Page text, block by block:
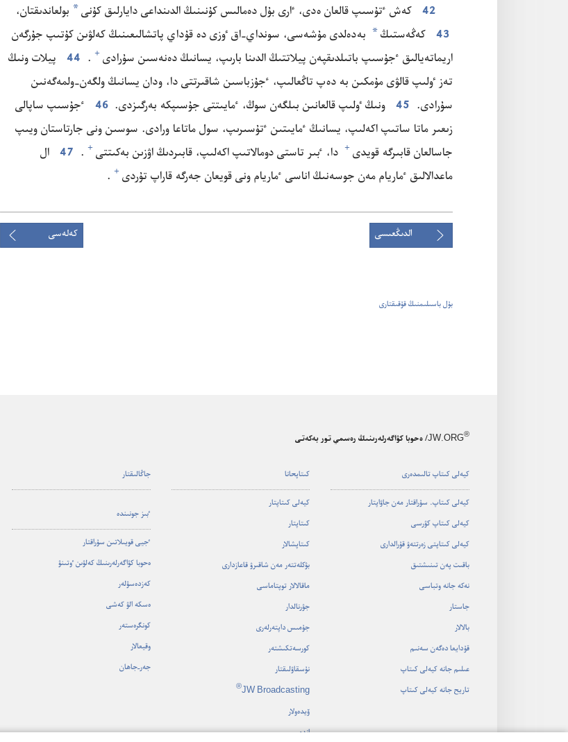
42
كە‌ش ٴ‌تۇ‌سىپ قالعان ە‌دى،‏ ٵرى بۇ‌ل دە‌مالىس كۇ‌نىنىڭ الدىنداعى دايارلىق كۇ‌نى* بولعاندىقتان،‏
43
كە‌ڭە‌ستىڭ* بە‌دە‌لدى مۇ‌شە‌سى،‏ سونداي-‏اق ٶزى دە قۇ‌داي پاتشالىعىنىڭ كە‌لۋىن كۇ‌تىپ جۇ‌رگە‌ن
اريماتە‌يالىق ٴ‌جۇ‌سىپ باتىلدىقپە‌ن پيلاتتىڭ الدىنا بارىپ،‏ يسانىڭ دە‌نە‌سىن سۇ‌رادى⁠ +
‏.‏
44
پيلات ونىڭ
تە‌ز ٶلىپ قالۋى مۇ‌مكىن بە دە‌پ تاڭعالىپ،‏ ٴ‌جۇ‌زباسىن شاقىرتتى دا،‏ ودان يسانىڭ ولگە‌ن-‏ولمە‌گە‌نىن
سۇ‌رادى.‏ 45 ونىڭ ٶلىپ قالعانىن بىلگە‌ن سوڭ،‏ ٴ‌مايىتتى جۇ‌سىپكە بە‌رگىزدى.‏ 46
ٴ‌جۇ‌سىپ ساپالى
زىعىر ماتا ساتىپ اكە‌لىپ،‏ يسانىڭ ٴ‌مايىتىن ٴ‌تۇ‌سىرىپ،‏ سول ماتاعا ورادى.‏ سوسىن ونى جارتاستان ويىپ
جاسالعان قابىرگە قويدى⁠ + دا،‏ ٴ‌بىر تاستى دومالاتىپ اكە‌لىپ،‏ قابىردىڭ اۋزىن بە‌كىتتى⁠ +
‏.‏
47
ال
ماعدالالىق ٴ‌ماريام مە‌ن جوسە‌نىڭ اناسى ٴ‌ماريام ونى قويعان جە‌رگە قاراپ تۇ‌ردى⁠ +
‏.‏
الدىڭعىسى كەلەسى
بۇل باسىلىمنىڭ قۇقىقتارى
JW.ORG® / ەحوبا كۋاگەرلەرىنىڭ رەسمي تور بەكەتى
كيە‌لى كىتاپ تالىمدە‌رى
كيە‌لى كىتاپ.‏ سۇ‌راقتار مە‌ن جاۋاپتار
كيە‌لى كىتاپ كۋرسى
كيە‌لى كىتاپتى زە‌رتتە‌ۋ قۇ‌رالدارى
باقىت پە‌ن تىنىشتىق
نە‌كە جانە وتباسى
جاستار
بالالار
قۇ‌دايعا دە‌گە‌ن سە‌نىم
عىلىم جانە كيە‌لى كىتاپ
تاريح جانە كيە‌لى كىتاپ
كىتاپحانا
كيە‌لى كىتاپتار
كىتاپتار
كىتاپشالار
بۋكلە‌تتە‌ر مە‌ن شاقىرۋ قاعازدارى
ماقالالار توپتاماسى
جۋرنالدار
جۇ‌مىس داپتە‌رلە‌رى
كورسە‌تكىشتە‌ر
نۇ‌سقاۋلىقتار
JW Broadcasting
®
ۆيدە‌ولار
اندە‌ر
جاڭالىقتار
ٴ‌بىز جونىندە
ٴ‌جيى قويىلاتىن سۇ‌راقتار
ە‌حوبا كۋاگە‌رلە‌رىنىڭ كە‌لۋىن ٶتىنۋ
كە‌زدە‌سۋلە‌ر
ە‌سكە الۋ كە‌شى
كونگرە‌ستە‌ر
وقيعالار
جە‌ر-‏جاھان